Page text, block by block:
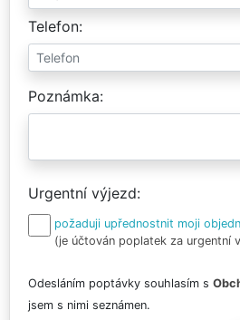
Telefon
Poznámka
Urgentní výjezd
požaduji upřednostnit moji
(je účtován poplatek za urgentní
Odesláním poptávky souhlasím s
jsem s nimi seznámen.